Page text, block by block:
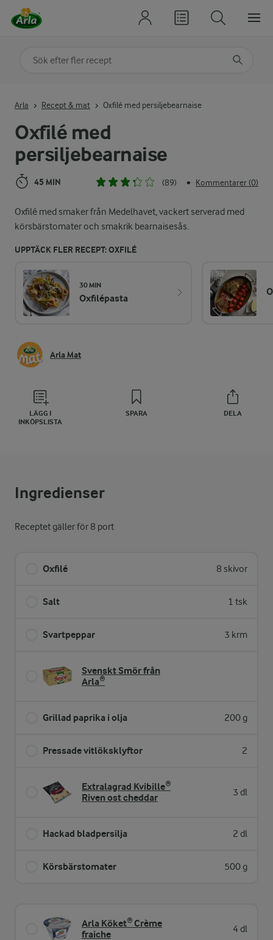
Oxfilé med
persiljebearnaise
45 MIN (89) • Kommentarer (0)
Oxfilé med smaker från Medelhavet, vackert serverad med
körsbärstomater och smakrik bearnaisesås.
UPPTÄCK FLER RECEPT: OXFILÉ
30 MIN
Oxfilépasta
Arla Mat
LÄGG I
INKÖPSLISTA
SPARA DELA
Arla Recept & mat Oxfilé med persiljebearnaise
Ingredienser
Receptet gäller för 8 port
Oxfilé 8 skivor
Salt 1 tsk
Svartpeppar 3 krm
Svenskt Smör från
Arla®
Grillad paprika i olja 200 g
Pressade vitlöksklyftor 2
Extralagrad Kvibille®
Riven ost cheddar
3 dl
Hackad bladpersilja 2 dl
Körsbärstomater 500 g
Arla Köket® Crème
fraiche
4 dl
Sök på kategori eller ingrediens